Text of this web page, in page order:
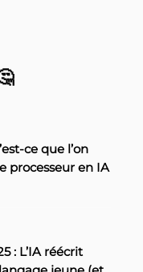
ce que l’on
processeur en IA
: L’IA réécrit